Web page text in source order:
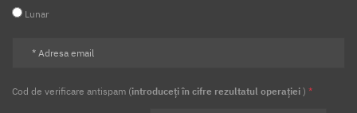
Lunar
Cod de verificare antispam (introduceți în cifre rezultatul operației ) *